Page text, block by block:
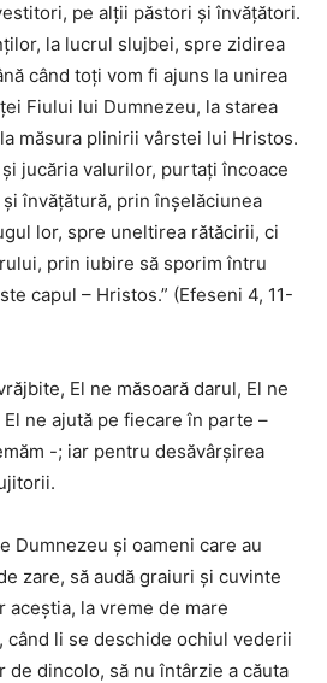
pe alţii păstori şi învăţători.
la lucrul slujbei, spre zidirea
când toţi vom fi ajuns la unirea
Fiului lui Dumnezeu, la starea
măsura plinirii vârstei lui Hristos.
jucăria valurilor, purtaţi încoace
învăţătură, prin înşelăciunea
lor, spre uneltirea rătăcirii, ci
prin iubire să sporim întru
capul – Hristos.” (Efeseni 4, 11-
El ne măsoară darul, El ne
ne ajută pe fiecare în parte –
-; iar pentru desăvârşirea
Dumnezeu şi oameni care au
zare, să audă graiuri şi cuvinte
aceştia, la vreme de mare
când li se deschide ochiul vederii
dincolo, să nu întârzie a căuta